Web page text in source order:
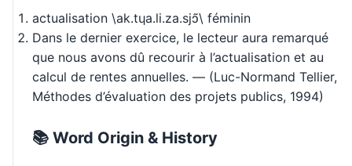
actualisation \ak.tɥa.li.za.sjɔ̃\ féminin
Dans le dernier exercice, le lecteur aura remarqué
que nous avons dû recourir à l’actualisation et au
calcul de rentes annuelles. — (Luc-Normand Tellier,
Méthodes d’évaluation des projets publics, 1994)
📚 Word Origin & History